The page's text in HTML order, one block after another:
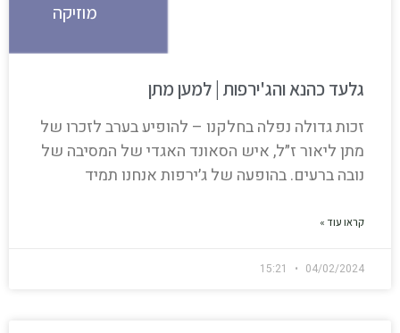
מוזיקה
גלעד כהנא והג'ירפות | למען מתן
זכות גדולה נפלה בחלקנו – להופיע בערב לזכרו של
מתן ליאור ז״ל, איש הסאונד האגדי של המסיבה של
נובה ברעים. בהופעה של ג׳ירפות אנחנו תמיד
קראו עוד »
04/02/2024